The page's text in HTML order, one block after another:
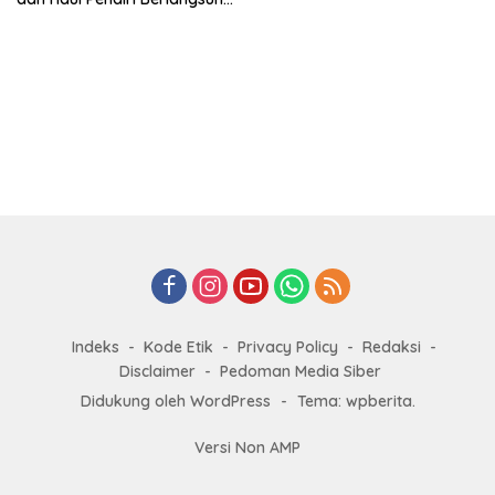
Indeks Kode Etik Privacy Policy
Redaksi
Disclaimer
Pedoman Media Siber
Didukung oleh WordPress
- Tema: wpberita.
Versi Non AMP